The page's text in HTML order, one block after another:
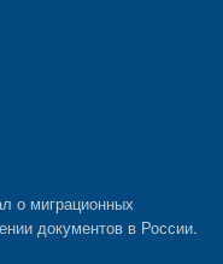
о миграционных
документов в России.